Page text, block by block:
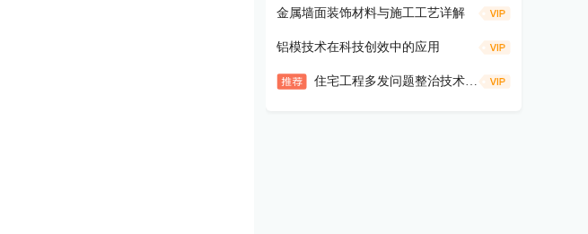
金属墙面装饰材料与施工工艺详解
铝模技术在科技创效中的应用
住宅工程多发问题整治技术手册